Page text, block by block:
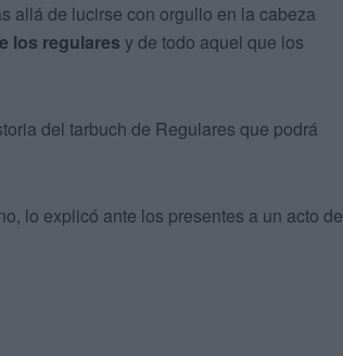
allá de lucirse con orgullo en la cabeza
los regulares y de todo aquel que los
del tarbuch de Regulares que podrá
lo explicó ante los presentes a un acto de